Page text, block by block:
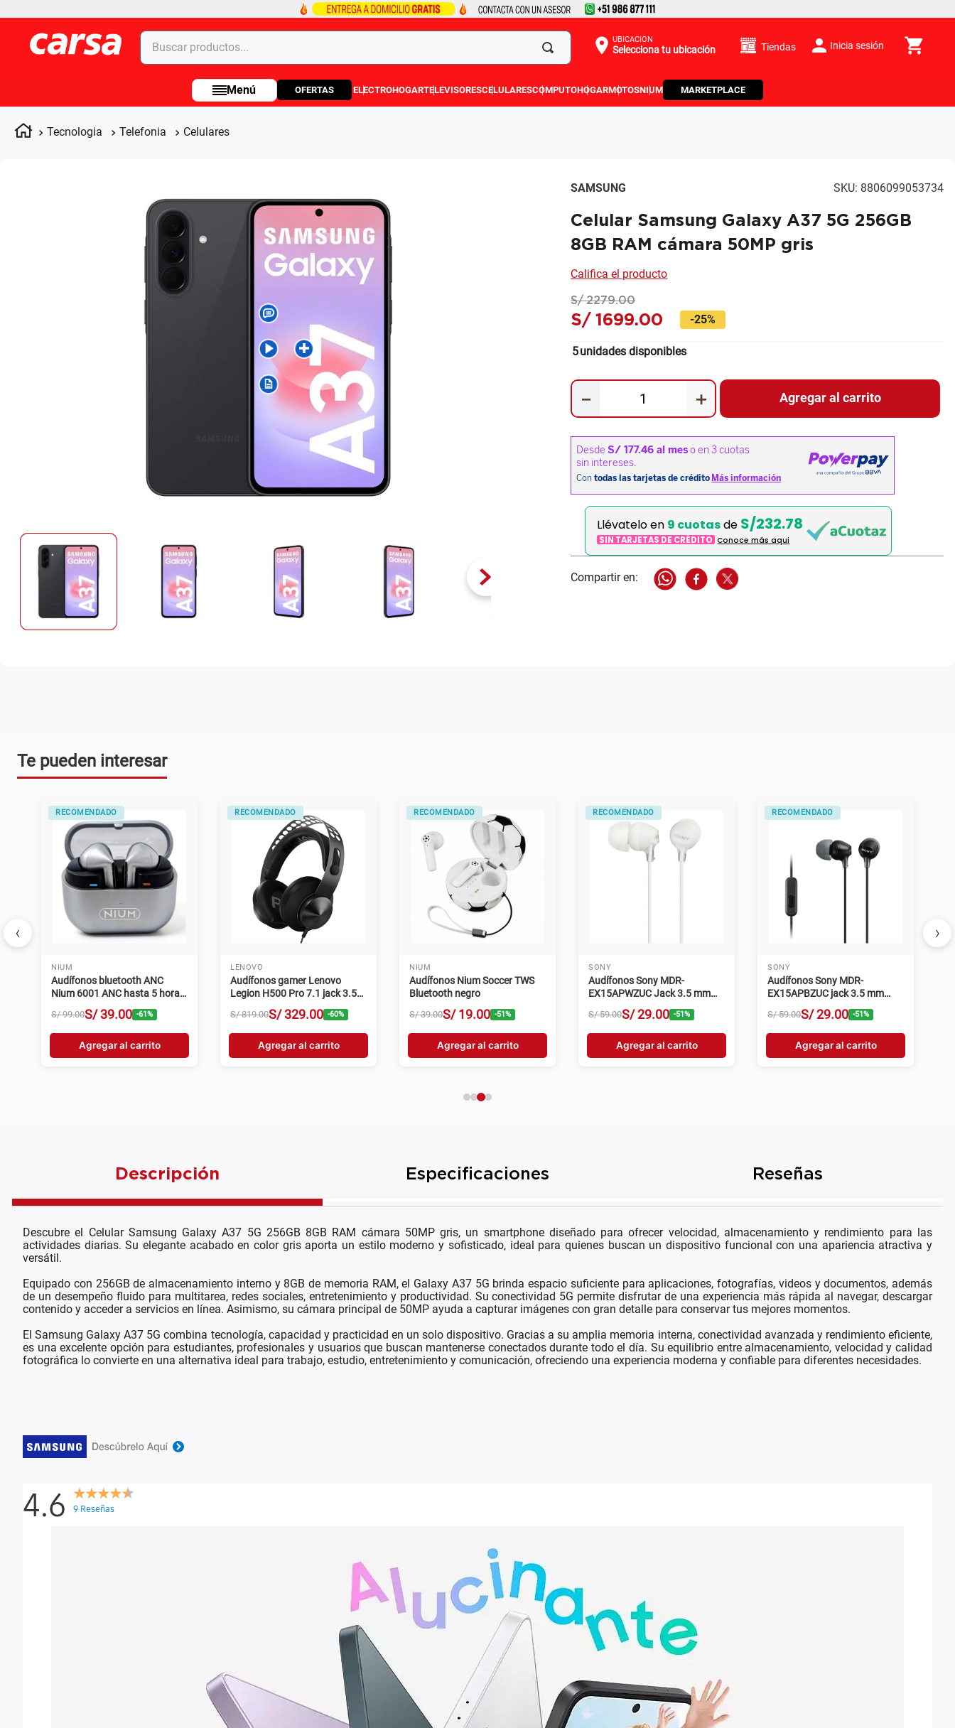
Buscar productos... UBICACIÓN
Selecciona tu ubicación Tiendas Inicia sesión
OFERTAS ELECTROHOGARTELEVISORESCELULARESCOMPUTOHOGARMOTOSNIUM MARKETPLACE
Tecnologia Telefonia Celulares
SAMSUNG SKU: 8806099053734
Celular Samsung Galaxy A37 5G 256GB
8GB RAM cámara 50MP gris
Califica el producto
S/ 2279.00
S/ 1699.00 -25%
5unidades disponibles
＋
－ Agregar al carrito
Llévatelo en 9 cuotasde S/232.78
SIN TARJETAS DE CRÉDITO Conoce más aqui
Te pueden interesar
‹
RECOMENDADO
NIUM
Audífonos Over Ear Gamer con
Micrófono y Luces RGB Nium
5004 Negro
S/ 99.00S/ 49.00 -51 %
Agregar al carrito
ALTERNATIVO
TCL
Tablet TCL 10L 8483A2 128GB
4GB RAM 5MP gris
S/ 599.00S/ 499.00 -17%
Agregar al carrito
ALTERNATIVO
TCL
Tablet TCL A1 Plus 9445X1
128GB 6GB RAM 8MP gris
S/ 799.00S/ 749.00 -6
Agregar al carrito
ALTERNATIVO
SAMSUNG
Tablet Samsung Galaxy S10
Lite 128G 6GB RAM 8MP
plateado
S/ 2409.00S/ 999. 00
Agregar al carrito
ALTERNATIVO
SAMSUNG
Tablet Samsung Galaxy S10
Lite 128GB 6GB RAM 8MP gris
S/ 2409.00S/ 999. 00
Agregar al carrito
›
Descripción Especificaciones Reseñas
Descubre el Celular Samsung Galaxy A37 5G 256GB 8GB RAM cámara 50MP gris, un smartphone diseñado para ofrecer velocidad, almacenamiento y rendimiento para las
actividades diarias. Su elegante acabado en color gris aporta un estilo moderno y sofisticado, ideal para quienes buscan un dispositivo funcional con una apariencia atractiva y
versátil.
Equipado con 256GB de almacenamiento interno y 8GB de memoria RAM, el Galaxy A37 5G brinda espacio suficiente para aplicaciones, fotografías, videos y documentos, además
de un desempeño fluido para multitarea, redes sociales, entretenimiento y productividad. Su conectividad 5G permite disfrutar de una experiencia más rápida al navegar, descargar
contenido y acceder a servicios en línea. Asimismo, su cámara principal de 50MP ayuda a capturar imágenes con gran detalle para conservar tus mejores momentos.
El Samsung Galaxy A37 5G combina tecnología, capacidad y practicidad en un solo dispositivo. Gracias a su amplia memoria interna, conectividad avanzada y rendimiento eficiente,
es una excelente opción para estudiantes, profesionales y usuarios que buscan mantenerse conectados durante todo el día. Su equilibrio entre almacenamiento, velocidad y calidad
fotográfica lo convierte en una alternativa ideal para trabajo, estudio, entretenimiento y comunicación, ofreciendo una experiencia moderna y confiable para diferentes necesidades.
4.6 9 Reseñas
Términos más buscados